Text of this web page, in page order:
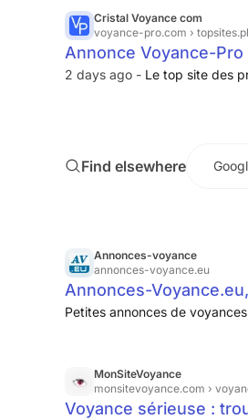
vidéo démo visible sur le site,
Cristal Voyance com
voyance-pro.com ›
Annonce Voyance-Pro
2 days ago - Le top site des
Find elsewhere
Annonces-voyance
annonces-voyance.eu
Annonces-
Petites annonces de
MonSiteVoyance
monsitevoyance.com ›
Voyance sérieuse :